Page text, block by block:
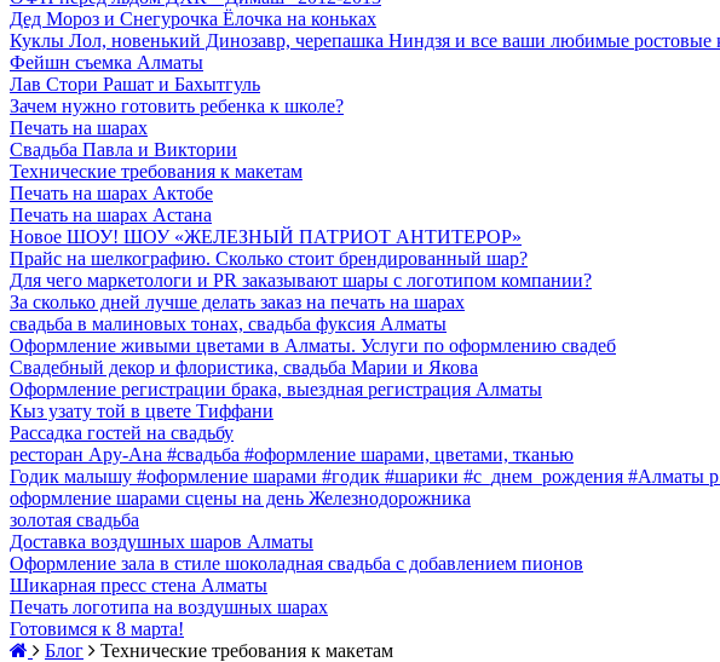
Дед Мороз и Снегурочка Ёлочка на коньках
Куклы Лол, новенький Динозавр, черепашка Ниндзя и все ваши любимые
Фейшн съемка Алматы
Лав Стори Рашат и Бахытгуль
Зачем нужно готовить ребенка к школе?
Печать на шарах
Свадьба Павла и Виктории
Технические требования к макетам
Печать на шарах Актобе
Печать на шарах Астана
Новое ШОУ! ШОУ «ЖЕЛЕЗНЫЙ ПАТРИОТ АНТИТЕРОР»
Прайс на шелкографию. Сколько стоит брендированный шар?
Для чего маркетологи и PR заказывают шары с логотипом компании?
За сколько дней лучше делать заказ на печать на шарах
свадьба в малиновых тонах, свадьба фуксия Алматы
Оформление живыми цветами в Алматы. Услуги по оформлению свадеб
Свадебный декор и флористика, свадьба Марии и Якова
Оформление регистрации брака, выездная регистрация Алматы
Кыз узату той в цвете Тиффани
Рассадка гостей на свадьбу
ресторан Ару-Ана #свадьба #оформление шарами, цветами, тканью
Годик малышу #оформление шарами #годик #шарики #с_днем_рождения #Алматы
оформление шарами сцены на день Железнодорожника
золотая свадьба
Доставка воздушных шаров Алматы
Оформление зала в стиле шоколадная свадьба с добавлением пионов
Шикарная пресс стена Алматы
Печать логотипа на воздушных шарах
Готовимся к 8 марта!
Блог
Технические требования к макетам